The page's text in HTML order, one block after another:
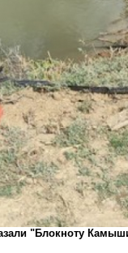
"Блокноту